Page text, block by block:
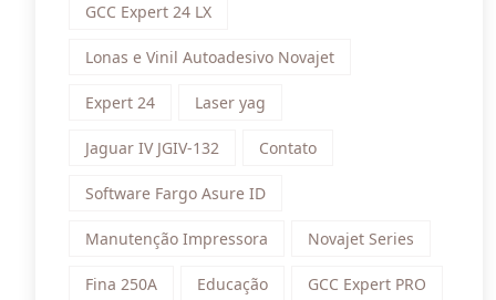
GCC Expert 24 LX
Lonas e Vinil Autoadesivo Novajet
Expert 24 Laser yag
Jaguar IV JGIV-132 Contato
Software Fargo Asure ID
Manutenção Impressora Novajet Series
Fina 250A Educação GCC Expert PRO